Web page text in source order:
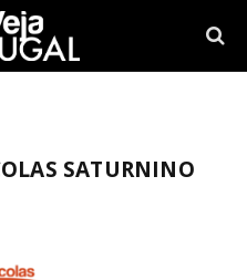
SATURNINO